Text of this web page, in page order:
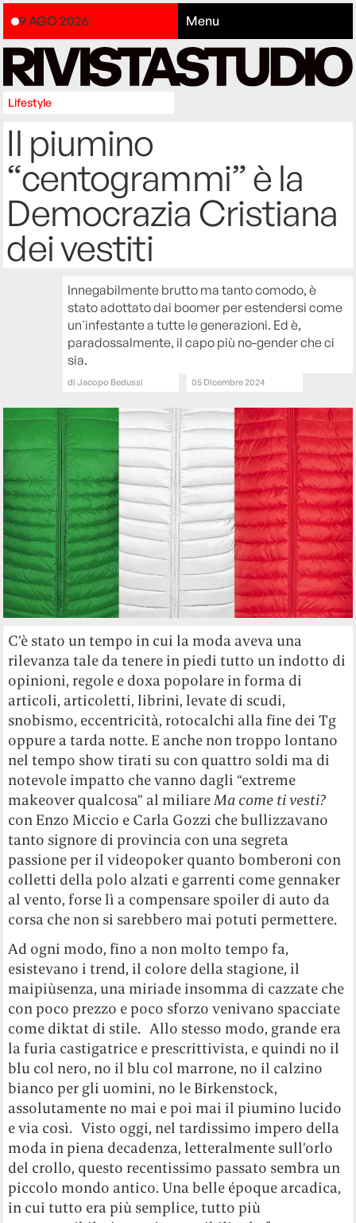
9 AGO 2026 Menu
Lifestyle
Il piumino
“centogrammi” è la
Democrazia Cristiana
dei vestiti
Innegabilmente brutto ma tanto comodo, è
stato adottato dai boomer per estendersi come
un'infestante a tutte le generazioni. Ed è,
paradossalmente, il capo più no-gender che ci
sia.
diJacopo Bedussi 05 Dicembre 2024
C’è stato un tempo in cui la moda aveva una
rilevanza tale da tenere in piedi tutto un indotto di
opinioni, regole e doxa popolare in forma di
articoli, articoletti, librini, levate di scudi,
snobismo, eccentricità, rotocalchi alla fine dei Tg
oppure a tarda notte. E anche non troppo lontano
nel tempo show tirati su con quattro soldi ma di
notevole impatto che vanno dagli “extreme
makeover qualcosa” al miliareMa come ti vesti?
con Enzo Miccio e Carla Gozzi che bullizzavano
tanto signore di provincia con una segreta
passione per il videopoker quanto bomberoni con
colletti della polo alzati e garrenti come gennaker
al vento, forse lì a compensare spoiler di auto da
corsa che non si sarebbero mai potuti permettere.
Ad ogni modo, fino a non molto tempo fa,
esistevano i trend, il colore della stagione, il
maipiùsenza, una miriade insomma di cazzate che
con poco prezzo e poco sforzo venivano spacciate
come diktat di stile. Allo stesso modo, grande era
la furia castigatrice e prescrittivista, e quindi no il
blu col nero, no il blu col marrone, no il calzino
bianco per gli uomini, no le Birkenstock,
assolutamente no mai e poi mai il piumino lucido
e via così. Visto oggi, nel tardissimo impero della
moda in piena decadenza, letteralmente sull’orlo
del crollo, questo recentissimo passato sembra un
piccolo mondo antico. Una belle époque arcadica,
in cui tutto era più semplice, tutto più